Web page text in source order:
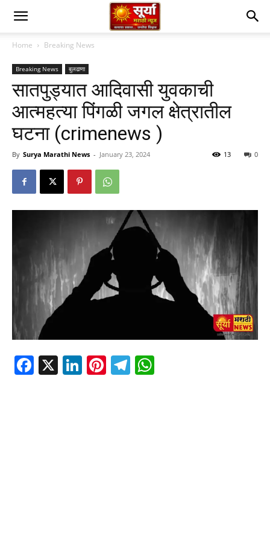
Home Breaking News
Breaking News बुलढाणा
सातपुड्यात आदिवासी युवकाची
आत्महत्या पिंगळी जगल क्षेत्रातील
घटना (crimenews )
By Surya Marathi News - January 23, 2024 0
13
Facebook
X LinkedIn
Pinterest
Telegram